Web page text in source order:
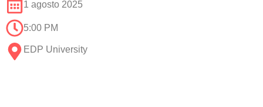
1 agosto 2025
5:00 PM
EDP University